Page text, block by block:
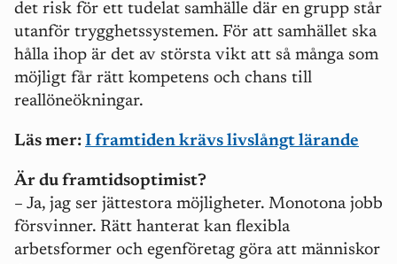
det risk för ett tudelat samhälle där en grupp står
utanför trygghetssystemen. För att samhället ska
hålla ihop är det av största vikt att så många som
möjligt får rätt kompetens och chans till
reallöneökningar.
Läs mer: I framtiden krävs livslångt lärande
Är du framtidsoptimist?
– Ja, jag ser jättestora möjligheter. Monotona jobb
försvinner. Rätt hanterat kan flexibla
arbetsformer och egenföretag göra att människor